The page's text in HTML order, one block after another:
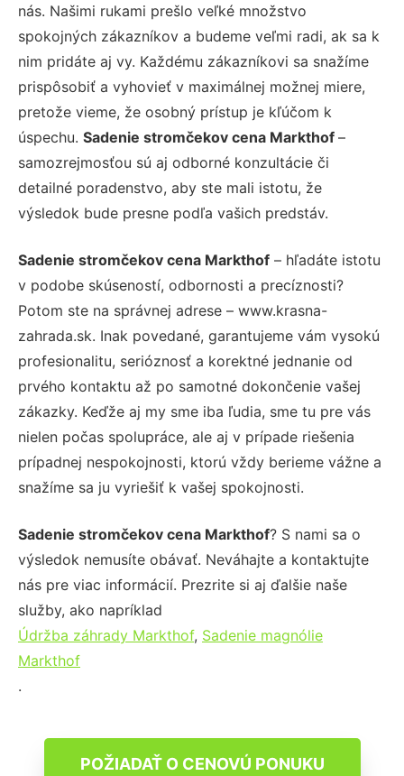
nás. Našimi rukami prešlo veľké množstvo
spokojných zákazníkov a budeme veľmi radi, ak sa k
nim pridáte aj vy. Každému zákazníkovi sa snažíme
prispôsobiť a vyhovieť v maximálnej možnej miere,
pretože vieme, že osobný prístup je kľúčom k
úspechu. Sadenie stromčekov cena Markthof –
samozrejmosťou sú aj odborné konzultácie či
detailné poradenstvo, aby ste mali istotu, že
výsledok bude presne podľa vašich predstáv.
Sadenie stromčekov cena Markthof – hľadáte istotu
v podobe skúseností, odbornosti a precíznosti?
Potom ste na správnej adrese – www.krasna-
zahrada.sk. Inak povedané, garantujeme vám vysokú
profesionalitu, serióznosť a korektné jednanie od
prvého kontaktu až po samotné dokončenie vašej
zákazky. Keďže aj my sme iba ľudia, sme tu pre vás
nielen počas spolupráce, ale aj v prípade riešenia
prípadnej nespokojnosti, ktorú vždy berieme vážne a
snažíme sa ju vyriešiť k vašej spokojnosti.
Sadenie stromčekov cena Markthof? S nami sa o
výsledok nemusíte obávať. Neváhajte a kontaktujte
nás pre viac informácií. Prezrite si aj ďalšie naše
služby, ako napríklad
Údržba záhrady Markthof, Sadenie magnólie
Markthof
.
POŽIADAŤ O CENOVÚ PONUKU